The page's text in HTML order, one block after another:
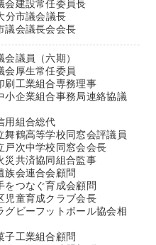
会建設常任委員長
分市議会議長
議会議長会会長
会議員（六期）
会厚生常任委員
刷工業組合専務理事
小企業組合事務局連絡協議
用組合総代
舞鶴高等学校同窓会評議員
戸次中学校同窓会会長
災共済協同組合監事
族会連合会顧問
をつなぐ育成会顧問
児童育成クラブ会長
グビーフットボール協会相
子工業組合顧問